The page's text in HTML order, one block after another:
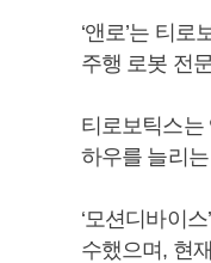
‘앤로’는 티
주행 로봇 전
티로보틱스는
하우를 늘리
‘모션디바이
수했으며, 현